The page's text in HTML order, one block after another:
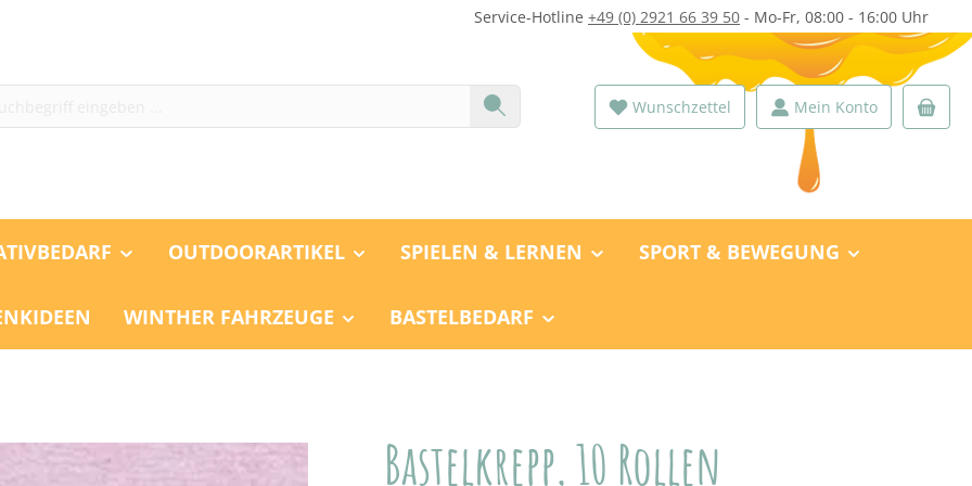
Service-Hotline +49 (0) 2921 66 39 50 - Mo-Fr, 08:00 - 16:00 Uhr
Wunschzettel Mein Konto
OUTDOORARTIKEL SPIELEN & LERNEN SPORT & BEWEGUNG
WINTHER FAHRZEUGE BASTELBEDARF
Bastelkrepp, 10 Rollen